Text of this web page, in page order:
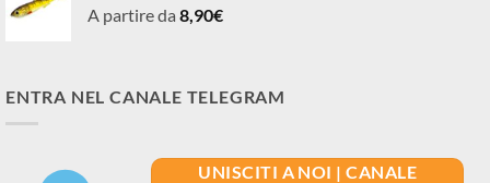
A partire da 8,90€
ENTRA NEL CANALE TELEGRAM
UNISCITI A NOI | CANALE